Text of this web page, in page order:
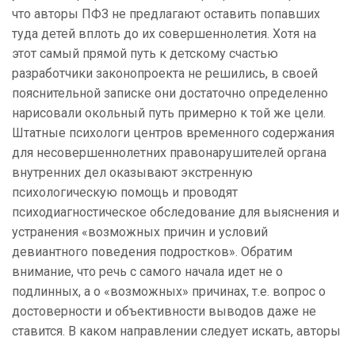
что авторы ПФЗ не предлагают оставить попавших
туда детей вплоть до их совершеннолетия. Хотя на
этот самый прямой путь к детскому счастью
разработчики законопроекта не решились, в своей
пояснительной записке они достаточно определенно
нарисовали окольный путь примерно к той же цели.
Штатные психологи центров временного содержания
для несовершеннолетних правонарушителей органа
внутренних дел оказывают экстренную
психологическую помощь и проводят
психодиагностическое обследование для выяснения и
устранения «возможных причин и условий
девиантного поведения подростков». Обратим
внимание, что речь с самого начала идет не о
подлинных, а о «возможных» причинах, т.е. вопрос о
достоверности и объективности выводов даже не
ставится. В каком направлении следует искать, авторы